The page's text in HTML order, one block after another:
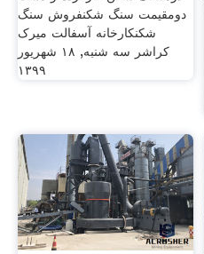
دومقیمت سنگ شکنفروش سنگ
شکنکارخانه آسفالت میرک
کراشر سه شنبه, ۱۸ شهریور
۱۳۹۹